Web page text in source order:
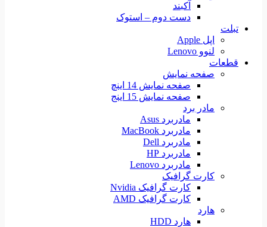
آکبند
دست دوم – استوک
تبلت
اپل Apple
لنوو Lenovo
قطعات
صفحه نمایش
صفحه نمایش 14 اینچ
صفحه نمایش 15 اینج
مادر برد
مادربرد Asus
مادربرد MacBook
مادربرد Dell
مادربرد HP
مادربرد Lenovo
کارت گرافیک
کارت گرافیک Nvidia
کارت گرافیک AMD
هارد
هارد HDD